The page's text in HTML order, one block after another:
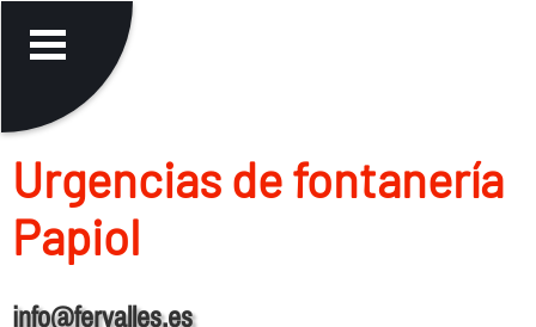
Urgencias de fontanerí­a
Papiol
info@fervalles.es